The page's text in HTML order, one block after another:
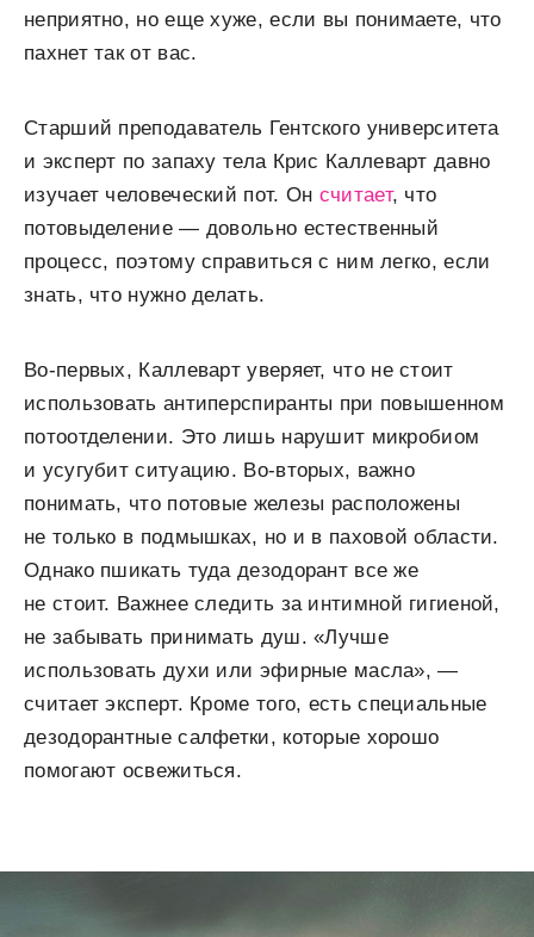
неприятно, но еще хуже, если вы понимаете, что
пахнет так от вас.
Старший преподаватель Гентского университета
и эксперт по запаху тела Крис Каллеварт давно
изучает человеческий пот. Он считает, что
потовыделение — довольно естественный
процесс, поэтому справиться с ним легко, если
знать, что нужно делать.
Во-первых, Каллеварт уверяет, что не стоит
использовать антиперспиранты при повышенном
потоотделении. Это лишь нарушит микробиом
и усугубит ситуацию. Во-вторых, важно
понимать, что потовые железы расположены
не только в подмышках, но и в паховой области.
Однако пшикать туда дезодорант все же
не стоит. Важнее следить за интимной гигиеной,
не забывать принимать душ. «Лучше
использовать духи или эфирные масла», —
считает эксперт. Кроме того, есть специальные
дезодорантные салфетки, которые хорошо
помогают освежиться.